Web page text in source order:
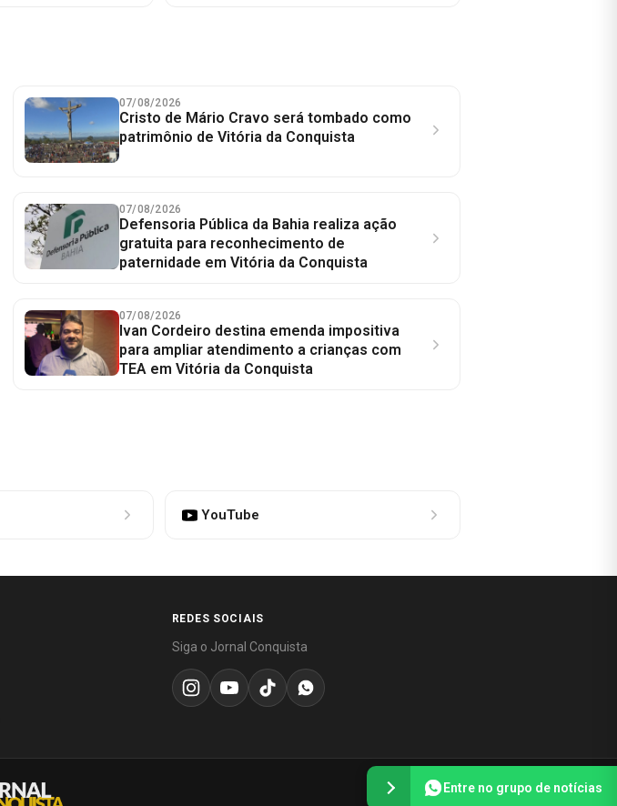
07/08/2026
Cristo de Mário Cravo será tombado como
patrimônio de Vitória da Conquista
07/08/2026
Defensoria Pública da Bahia realiza ação
gratuita para reconhecimento de
paternidade em Vitória da Conquista
07/08/2026
Ivan Cordeiro destina emenda impositiva
para ampliar atendimento a crianças com
TEA em Vitória da Conquista
YouTube
REDES SOCIAIS
Siga o Jornal Conquista
Entre no grupo de notícias